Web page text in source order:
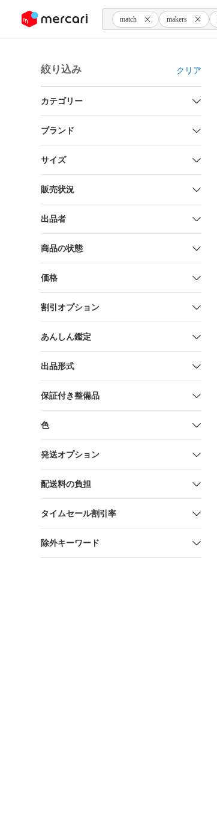
ツにスキップ match makers
絞り込み クリア
カテゴリー
ブランド
サイズ
販売状況
出品者
商品の状態
価格
割引オプション
あんしん鑑定
出品形式
保証付き整備品
色
発送オプション
配送料の負担
タイムセール割引率
除外キーワード